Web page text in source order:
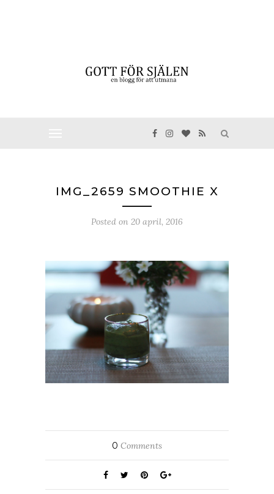
IMG_2659 SMOOTHIE X
Posted on 20 april, 2016
0 Comments